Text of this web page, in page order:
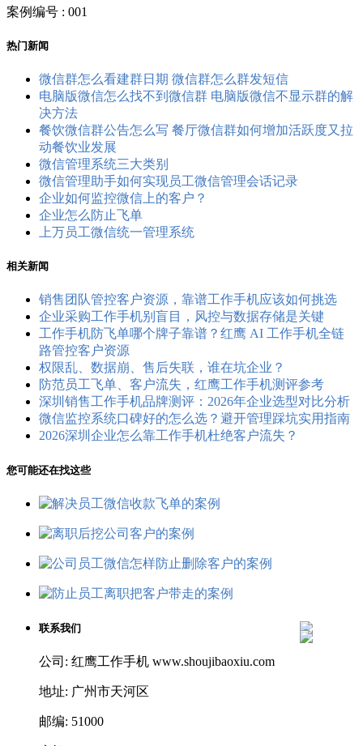
案例编号 : 001
热门新闻
微信群怎么看建群日期 微信群怎么群发短信
电脑版微信怎么找不到微信群 电脑版微信不显示群的解
决方法
餐饮微信群公告怎么写 餐厅微信群如何增加活跃度又拉
动餐饮业发展
微信管理系统三大类别
微信管理助手如何实现员工微信管理会话记录
企业如何监控微信上的客户？
企业怎么防止飞单
上万员工微信统一管理系统
相关新闻
销售团队管控客户资源，靠谱工作手机应该如何挑选
企业采购工作手机别盲目，风控与数据存储是关键
工作手机防飞单哪个牌子靠谱？红鹰 AI 工作手机全链
路管控客户资源
权限乱、数据崩、售后失联，谁在坑企业？
防范员工飞单、客户流失，红鹰工作手机测评参考
深圳销售工作手机品牌测评：2026年企业选型对比分析
微信监控系统口碑好的怎么选？避开管理踩坑实用指南
2026深圳企业怎么靠工作手机杜绝客户流失？
您可能还在找这些
联系我们
公司: 红鹰工作手机 www.shoujibaoxiu.com
地址: 广州市天河区
邮编: 51000